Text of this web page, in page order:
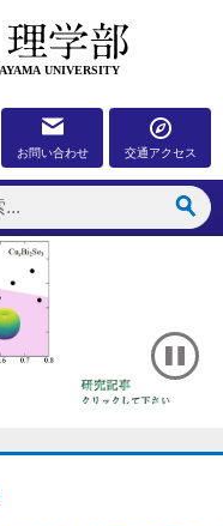
お問い合わせ 交通アクセス